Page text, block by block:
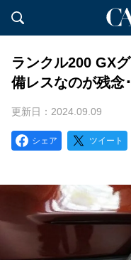
ランクル200 GX
備レスなのが残念･
更新日：2024.09.09
シェア ツイート